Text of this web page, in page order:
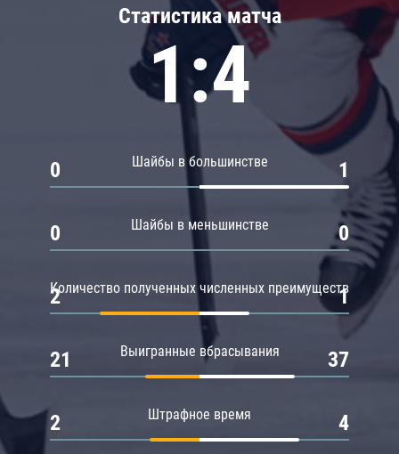
Статистика матча
1:4
Шайбы в большинстве
0 1
Шайбы в меньшинстве
0 0
Количество полученных численных преимуществ
2 1
Выигранные вбрасывания
21 37
Штрафное время
2 4